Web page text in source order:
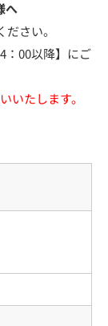
へ
さい。
：00以降】にご
いたします。